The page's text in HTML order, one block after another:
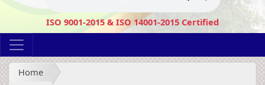
ISO 9001-2015 & ISO 14001-2015 Certified
Home